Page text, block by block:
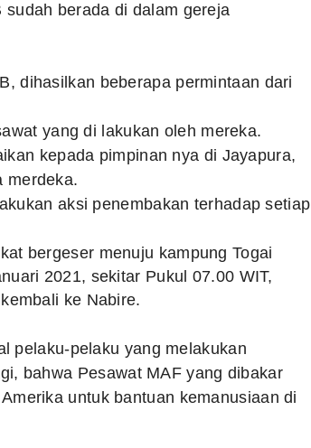
berada di dalam gereja
dihasilkan beberapa permintaan dari
yang di lakukan oleh mereka.
kepada pimpinan nya di Jayapura,
merdeka.
aksi penembakan terhadap setiap
bergeser menuju kampung Togai
2021, sekitar Pukul 07.00 WIT,
ke Nabire.
pelaku-pelaku yang melakukan
bahwa Pesawat MAF yang dibakar
untuk bantuan kemanusiaan di